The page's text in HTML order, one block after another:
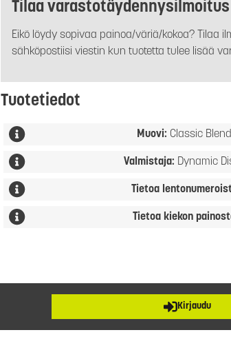
Tilaa varastotäydennysilmoitus
Eikö löydy sopivaa painoa/väriä/kokoa? Tilaa
sähköpostiisi viestin kun tuotetta tulee lisää
Tuotetiedot
Muovi: Classic Blend
Valmistaja: Dynamic
Tietoa
Tietoa kiekon
Kirjaudu